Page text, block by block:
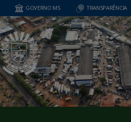
GOVERNO MS TRANSPARÊNCIA